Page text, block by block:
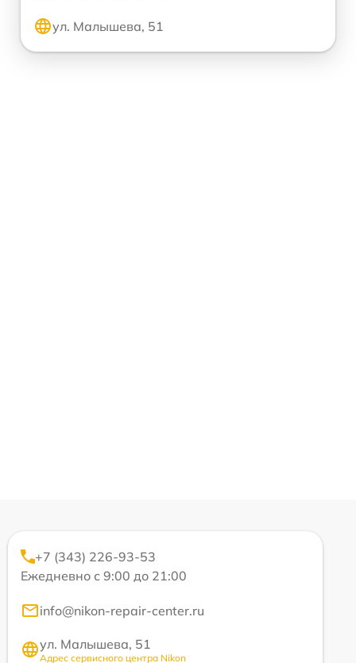
ул. Малышева, 51
+7 (343) 226-93-53
Ежедневно с 9:00 до 21:00
info@nikon-repair-center.ru
ул. Малышева, 51
Адрес сервисного центра Nikon